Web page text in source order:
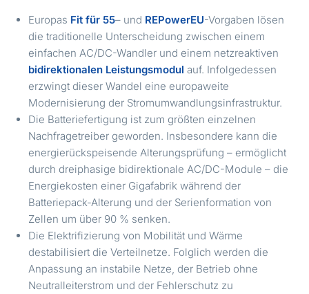
Europas Fit für 55– und REPowerEU-Vorgaben lösen
die traditionelle Unterscheidung zwischen einem
einfachen AC/DC-Wandler und einem netzreaktiven
bidirektionalen Leistungsmodul auf. Infolgedessen
erzwingt dieser Wandel eine europaweite
Modernisierung der Stromumwandlungsinfrastruktur.
Die Batteriefertigung ist zum größten einzelnen
Nachfragetreiber geworden. Insbesondere kann die
energierückspeisende Alterungsprüfung – ermöglicht
durch dreiphasige bidirektionale AC/DC-Module – die
Energiekosten einer Gigafabrik während der
Batteriepack-Alterung und der Serienformation von
Zellen um über 90 % senken.
Die Elektrifizierung von Mobilität und Wärme
destabilisiert die Verteilnetze. Folglich werden die
Anpassung an instabile Netze, der Betrieb ohne
Neutralleiterstrom und der Fehlerschutz zu